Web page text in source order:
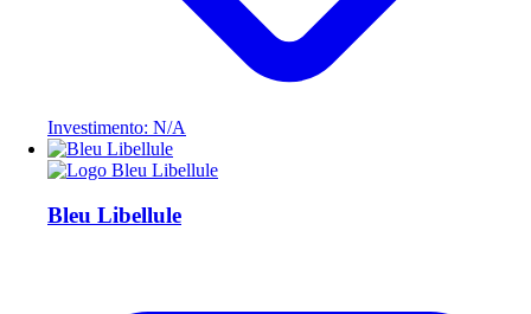
Investimento: N/A
Bleu Libellule